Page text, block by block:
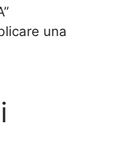
una